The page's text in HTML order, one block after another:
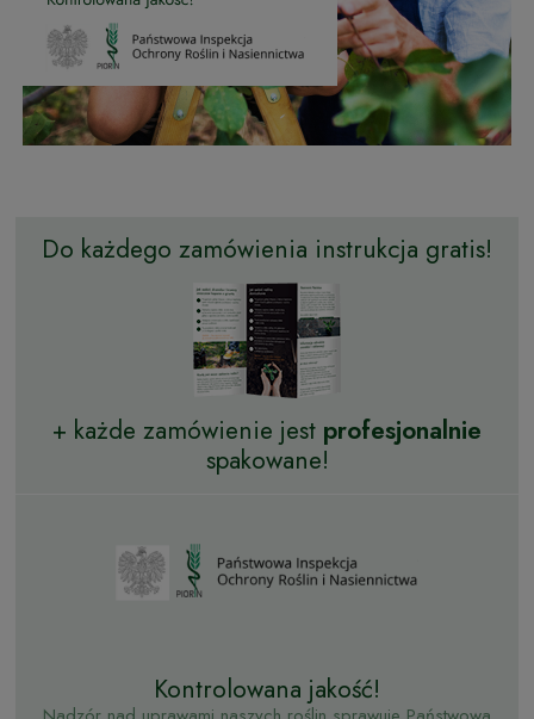
Do każdego zamówienia instrukcja gratis!
+ każde zamówienie jest profesjonalnie
spakowane!
Kontrolowana jakość!